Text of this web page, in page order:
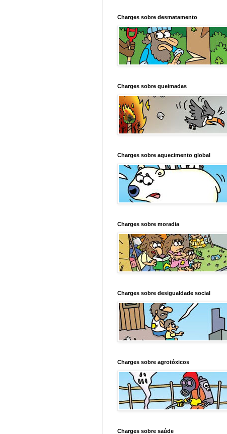
Charges sobre desmatamento
Charges sobre queimadas
Charges sobre aquecimento global
Charges sobre moradia
Charges sobre desigualdade social
Charges sobre agrotóxicos
Charges sobre saúde